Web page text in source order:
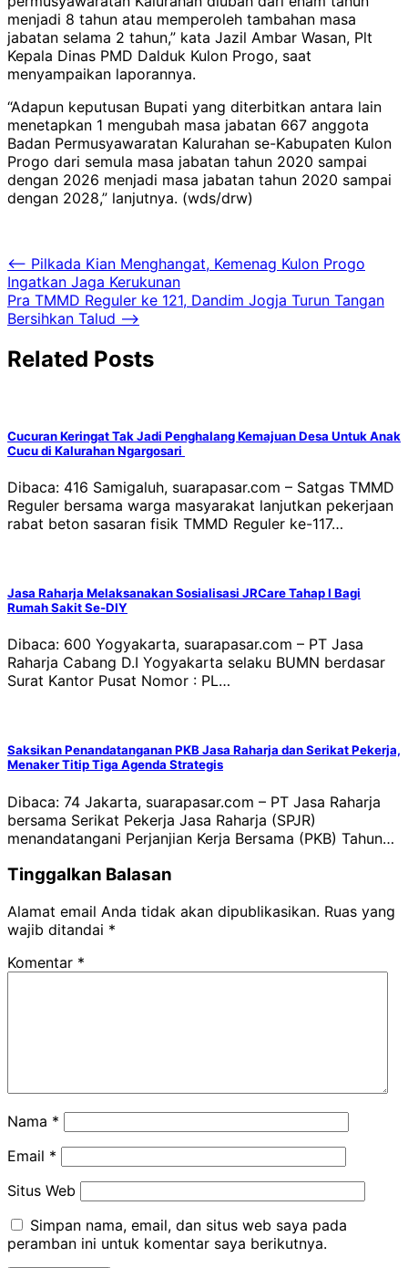
menjadi 8 tahun atau memperoleh tambahan masa
jabatan selama 2 tahun,” kata Jazil Ambar Wasan, Plt
Kepala Dinas PMD Dalduk Kulon Progo, saat
menyampaikan laporannya.
“Adapun keputusan Bupati yang diterbitkan antara lain
menetapkan 1 mengubah masa jabatan 667 anggota
Badan Permusyawaratan Kalurahan se-Kabupaten Kulon
Progo dari semula masa jabatan tahun 2020 sampai
dengan 2026 menjadi masa jabatan tahun 2020 sampai
dengan 2028,” lanjutnya. (wds/drw)
Navigasi
pos
⟵ Pilkada Kian Menghangat, Kemenag Kulon Progo
Ingatkan Jaga Kerukunan
Pra TMMD Reguler ke 121, Dandim Jogja Turun Tangan
Bersihkan Talud ⟶
Related Posts
Cucuran Keringat Tak Jadi Penghalang Kemajuan Desa Untuk Anak
Cucu di Kalurahan Ngargosari
Dibaca: 416 Samigaluh, suarapasar.com – Satgas TMMD
Reguler bersama warga masyarakat lanjutkan pekerjaan
rabat beton sasaran fisik TMMD Reguler ke-117…
Jasa Raharja Melaksanakan Sosialisasi JRCare Tahap I Bagi
Rumah Sakit Se-DIY
Dibaca: 600 Yogyakarta, suarapasar.com – PT Jasa
Raharja Cabang D.I Yogyakarta selaku BUMN berdasar
Surat Kantor Pusat Nomor : PL…
Saksikan Penandatanganan PKB Jasa Raharja dan Serikat Pekerja,
Menaker Titip Tiga Agenda Strategis
Dibaca: 74 Jakarta, suarapasar.com – PT Jasa Raharja
bersama Serikat Pekerja Jasa Raharja (SPJR)
menandatangani Perjanjian Kerja Bersama (PKB) Tahun…
Tinggalkan Balasan
Alamat email Anda tidak akan dipublikasikan. Ruas yang
wajib ditandai *
Komentar *
Nama *
Email *
Situs Web
Simpan nama, email, dan situs web saya pada
peramban ini untuk komentar saya berikutnya.